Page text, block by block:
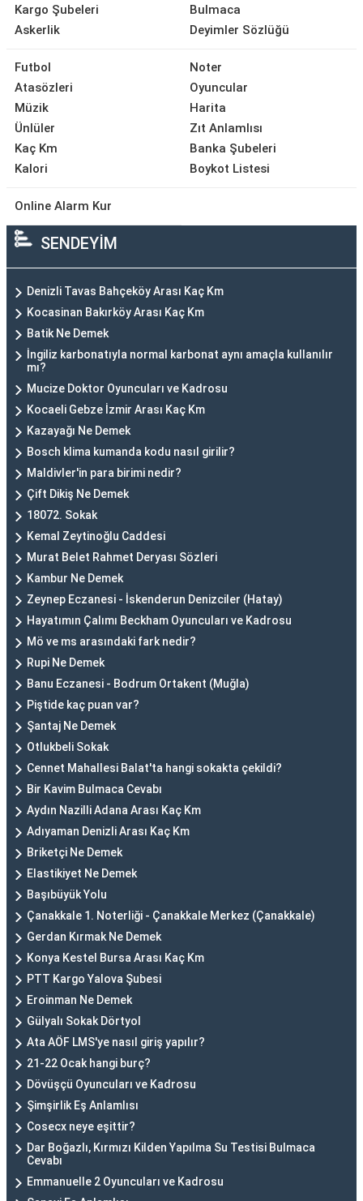
Kargo Şubeleri
Askerlik
Bulmaca
Deyimler Sözlüğü
Futbol
Atasözleri
Müzik
Ünlüler
Kaç Km
Kalori
Noter
Oyuncular
Harita
Zıt Anlamlısı
Banka Şubeleri
Boykot Listesi
Online Alarm Kur
SENDEYİM
Denizli Tavas Bahçeköy Arası Kaç Km
Kocasinan Bakırköy Arası Kaç Km
Batik Ne Demek
İngiliz karbonatıyla normal karbonat aynı amaçla kullanılır
mı?
Mucize Doktor Oyuncuları ve Kadrosu
Kocaeli Gebze İzmir Arası Kaç Km
Kazayağı Ne Demek
Bosch klima kumanda kodu nasıl girilir?
Maldivler'in para birimi nedir?
Çift Dikiş Ne Demek
18072. Sokak
Kemal Zeytinoğlu Caddesi
Murat Belet Rahmet Deryası Sözleri
Kambur Ne Demek
Zeynep Eczanesi - İskenderun Denizciler (Hatay)
Hayatımın Çalımı Beckham Oyuncuları ve Kadrosu
Mö ve ms arasındaki fark nedir?
Rupi Ne Demek
Banu Eczanesi - Bodrum Ortakent (Muğla)
Piştide kaç puan var?
Şantaj Ne Demek
Otlukbeli Sokak
Cennet Mahallesi Balat'ta hangi sokakta çekildi?
Bir Kavim Bulmaca Cevabı
Aydın Nazilli Adana Arası Kaç Km
Adıyaman Denizli Arası Kaç Km
Briketçi Ne Demek
Elastikiyet Ne Demek
Başıbüyük Yolu
Çanakkale 1. Noterliği - Çanakkale Merkez (Çanakkale)
Gerdan Kırmak Ne Demek
Konya Kestel Bursa Arası Kaç Km
PTT Kargo Yalova Şubesi
Eroinman Ne Demek
Gülyalı Sokak Dörtyol
Ata AÖF LMS'ye nasıl giriş yapılır?
21-22 Ocak hangi burç?
Dövüşçü Oyuncuları ve Kadrosu
Şimşirlik Eş Anlamlısı
Cosecx neye eşittir?
Dar Boğazlı, Kırmızı Kilden Yapılma Su Testisi Bulmaca
Cevabı
Emmanuelle 2 Oyuncuları ve Kadrosu